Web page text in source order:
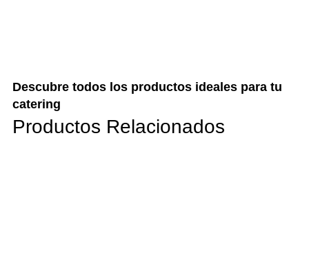
Descubre todos los productos ideales para tu
catering
Productos Relacionados